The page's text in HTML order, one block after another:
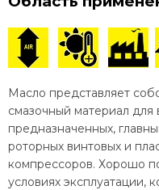
Масло представляет
смазочный материал
предназначенных,
роторных винтовых и
компрессоров. Хорошо
условиях эксплуатации,